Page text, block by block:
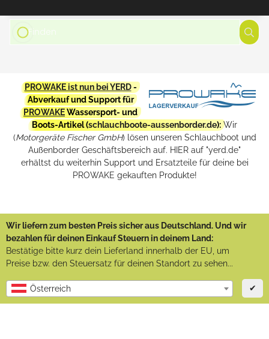
PROWAKE ist nun bei YERD-
Abverkauf und Support für
PROWAKEWassersport- und
Boots-Artikel (schlauchboote-aussenborder.de): Wir
(Motorgeräte Fischer GmbH) lösen unseren Schlauchboot und
Außenborder Geschäftsbereich auf. HIER auf "yerd.de"
erhältst du weiterhin Support und Ersatzteile für deine bei
PROWAKE gekauften Produkte!
Wir liefern zum besten Preis sicher aus Deutschland. Und wir
bezahlen für deinen Einkauf Steuern in deinem Land:
Bestätige bitte kurz dein Lieferland innerhalb der EU, um
Preise bzw. den Steuersatz für deinen Standort zu sehen...
Österreich ✔